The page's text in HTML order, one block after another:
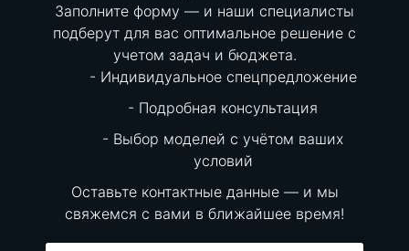
Заполните форму — и наши специалисты
подберут для вас оптимальное решение с
учетом задач и бюджета.
Индивидуальное спецпредложение
Подробная консультация
Выбор моделей с учётом ваших
условий
Оставьте контактные данные — и мы
свяжемся с вами в ближайшее время!